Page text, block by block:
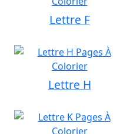
Lettre F
Lettre H